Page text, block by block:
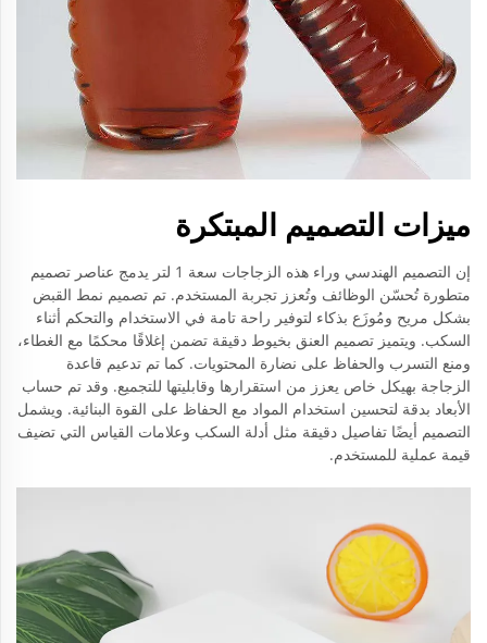
ميزات التصميم المبتكرة
إن التصميم الهندسي وراء هذه الزجاجات سعة 1 لتر يدمج عناصر تصميم
متطورة تُحسّن الوظائف وتُعزز تجربة المستخدم. تم تصميم نمط القبض
بشكل مريح ومُوزَع بذكاء لتوفير راحة تامة في الاستخدام والتحكم أثناء
السكب. ويتميز تصميم العنق بخيوط دقيقة تضمن إغلاقًا محكمًا مع الغطاء،
ومنع التسرب والحفاظ على نضارة المحتويات. كما تم تدعيم قاعدة
الزجاجة بهيكل خاص يعزز من استقرارها وقابليتها للتجميع. وقد تم حساب
الأبعاد بدقة لتحسين استخدام المواد مع الحفاظ على القوة البنائية. ويشمل
التصميم أيضًا تفاصيل دقيقة مثل أدلة السكب وعلامات القياس التي تضيف
قيمة عملية للمستخدم.